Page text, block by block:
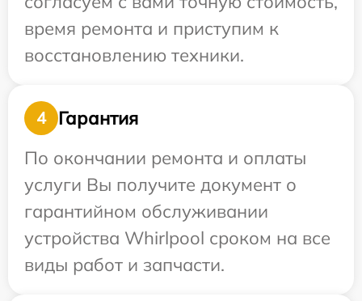
время ремонта и приступим к
восстановлению техники.
4
Гарантия
По окончании ремонта и оплаты
услуги Вы получите документ о
гарантийном обслуживании
устройства Whirlpool сроком на все
виды работ и запчасти.